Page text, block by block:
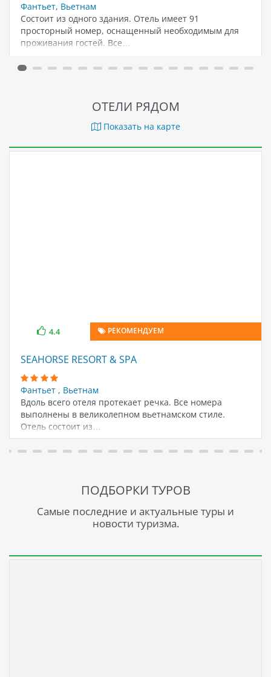
Фантьет, Вьетнам
Состоит из одного здания. Отель имеет 91
просторный номер, оснащенный необходимым для
проживания гостей. Все…
ОТЕЛИ РЯДОМ
Показать на карте
4.4 РЕКОМЕНДУЕМ
SEAHORSE RESORT & SPA
Фантьет , Вьетнам
Вдоль всего отеля протекает речка. Все номера
выполнены в великолепном вьетнамском стиле.
Отель состоит из…
ПОДБОРКИ ТУРОВ
Самые последние и актуальные туры и
новости туризма.